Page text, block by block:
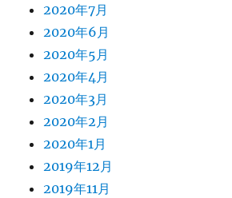
2020年7月
2020年6月
2020年5月
2020年4月
2020年3月
2020年2月
2020年1月
2019年12月
2019年11月